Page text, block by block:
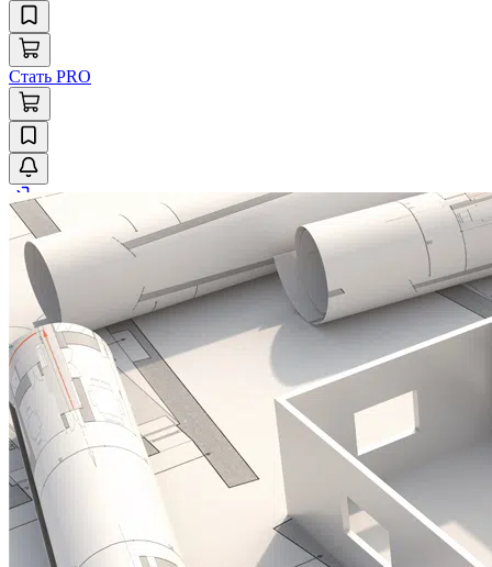
Стать PRO